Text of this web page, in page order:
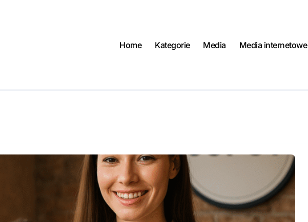
Home Kategorie Media Media internetowe